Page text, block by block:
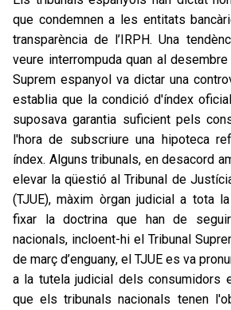
que condemnen a les entitats
transparència de l’IRPH. Una
veure interrompuda quan al
Suprem espanyol va dictar una
establia que la condició d'índex
suposava garantia suficient pels
l'hora de subscriure una hipoteca
índex. Alguns tribunals, en desacord
elevar la qüestió al Tribunal de
(TJUE), màxim òrgan judicial a tota
fixar la doctrina que han de
nacionals, incloent-hi el Tribunal
de març d’enguany, el TJUE es va
a la tutela judicial dels consumidors
que els tribunals nacionals tenen